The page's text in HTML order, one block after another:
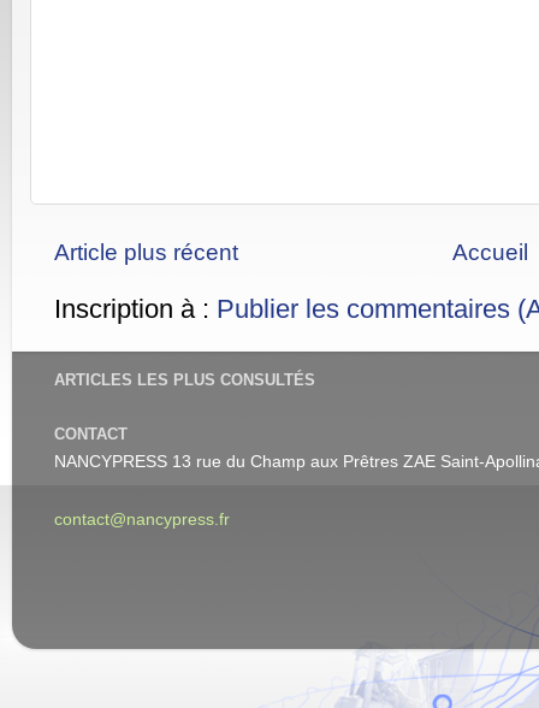
Article plus récent Accueil
Inscription à : Publier les commentaires
ARTICLES LES PLUS CONSULTÉS
CONTACT
NANCYPRESS 13 rue du Champ aux Prêtres ZAE Saint-
contact@nancypress.fr